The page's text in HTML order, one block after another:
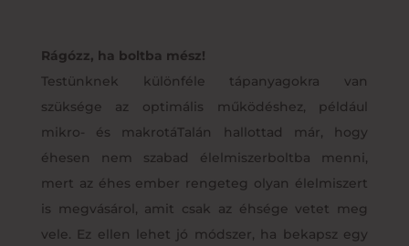
Rágózz, ha boltba mész!
Testünknek különféle tápanyagokra van
szüksége az optimális működéshez, például
mikro- és makrotáTalán hallottad már, hogy
éhesen nem szabad élelmiszerboltba menni,
mert az éhes ember rengeteg olyan élelmiszert
is megvásárol, amit csak az éhsége vetet meg
vele. Ez ellen lehet jó módszer, ha bekapsz egy